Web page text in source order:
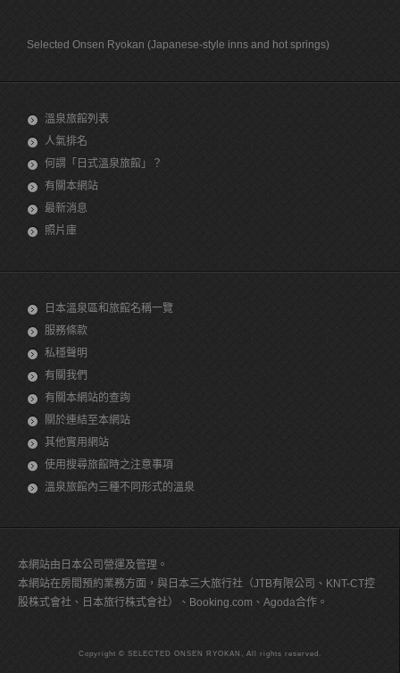
Selected Onsen Ryokan (Japanese-style inns and hot springs)
溫泉旅館列表
人氣排名
何謂「日式溫泉旅館」？
有關本網站
最新消息
照片庫
日本溫泉區和旅館名稱一覽
服務條款
私穩聲明
有關我們
有關本網站的查詢
關於連結至本網站
其他實用網站
使用搜尋旅館時之注意事項
溫泉旅館內三種不同形式的溫泉
本網站由日本公司營運及管理。
本網站在房間預約業務方面，與日本三大旅行社（JTB有限公司、KNT-CT控
股株式會社、日本旅行株式會社）、Booking.com、Agoda合作。
Copyright © SELECTED ONSEN RYOKAN, All rights reserved.